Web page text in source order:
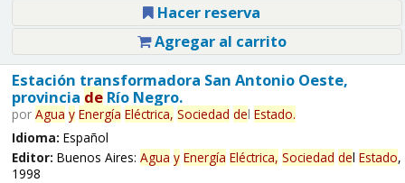
Hacer reserva
Agregar al carrito
Estación transformadora San Antonio Oeste,
provincia deRío Negro.
por Agua y Energía Eléctrica, Sociedad del Estado.
Idioma: Español
Editor: Buenos Aires: Agua y Energía Eléctrica, Sociedad del Estado,
1998